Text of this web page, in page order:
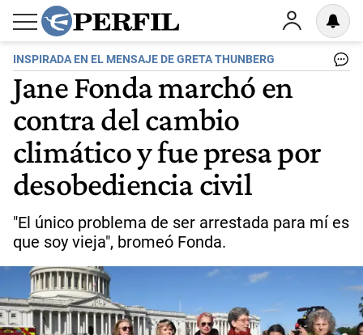
INSPIRADA EN EL MENSAJE DE GRETA THUNBERG
Jane Fonda marchó en
contra del cambio
climático y fue presa por
desobediencia civil
"El único problema de ser arrestada para mí es
que soy vieja", bromeó Fonda.